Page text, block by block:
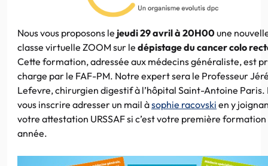
Nous vous proposons le jeudi 29 avril à 20H00une
classe virtuelle ZOOM sur le dépistage du cancer colo
Cette formation, adressée aux médecins généraliste, est
charge par le FAF-PM. Notre expert sera le Professeur
Lefevre, chirurgien digestif à l’hôpital Saint-Antoine Paris.
vous inscrire adresser un mail àsophie racovski en y
votre attestation URSSAF si c’est votre première
année.